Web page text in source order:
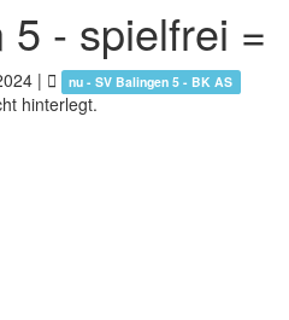
- spielfrei =
| nu - SV Balingen 5 - BK AS
hinterlegt.